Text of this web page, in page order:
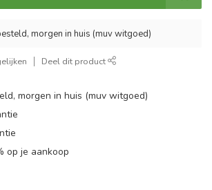
morgen in huis (muv witgoed)
Deel dit product
morgen in huis (muv witgoed)
op je aankoop